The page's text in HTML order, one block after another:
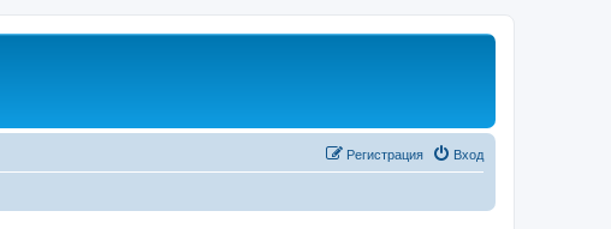
Вход
Регистрация